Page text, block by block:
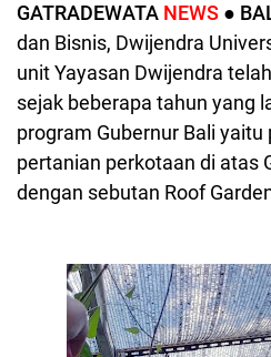
GATRADEWATA NEWS ●
dan Bisnis, Dwijendra
unit Yayasan Dwijendra
sejak beberapa tahun yang
program Gubernur Bali
pertanian perkotaan di atas
dengan sebutan Roof